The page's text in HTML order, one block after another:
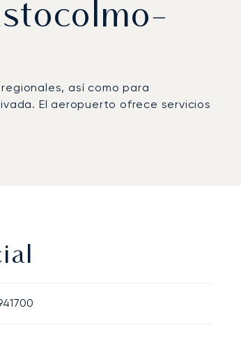
así como para
El aeropuerto ofrece servicios